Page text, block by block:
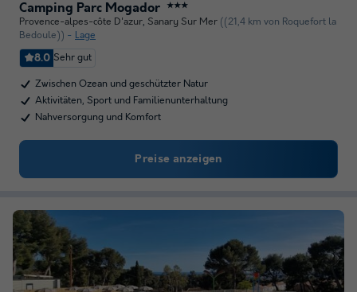
Camping Parc Mogador ★★★
Provence-alpes-côte D'azur, Sanary Sur Mer ((21,4 km von Roquefort la
Bedoule))
Lage
8.0 Sehr gut
Zwischen Ozean und geschützter Natur
Aktivitäten, Sport und Familienunterhaltung
Nahversorgung und Komfort
Preise anzeigen